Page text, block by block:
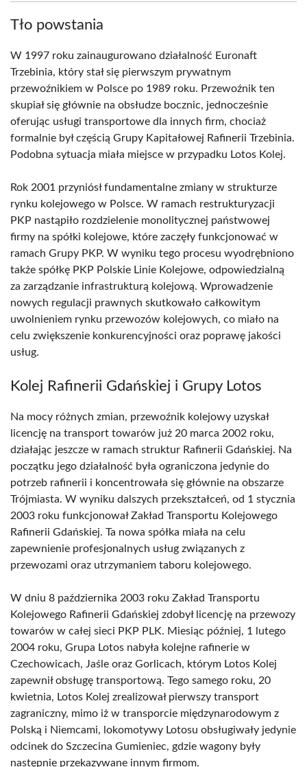
Tło powstania
W 1997 roku zainaugurowano działalność Euronaft
Trzebinia, który stał się pierwszym prywatnym
przewoźnikiem w Polsce po 1989 roku. Przewoźnik ten
skupiał się głównie na obsłudze bocznic, jednocześnie
oferując usługi transportowe dla innych firm, chociaż
formalnie był częścią Grupy Kapitałowej Rafinerii Trzebinia.
Podobna sytuacja miała miejsce w przypadku Lotos Kolej.
Rok 2001 przyniósł fundamentalne zmiany w strukturze
rynku kolejowego w Polsce. W ramach restrukturyzacji
PKP nastąpiło rozdzielenie monolitycznej państwowej
firmy na spółki kolejowe, które zaczęły funkcjonować w
ramach Grupy PKP. W wyniku tego procesu wyodrębniono
także spółkę PKP Polskie Linie Kolejowe, odpowiedzialną
za zarządzanie infrastrukturą kolejową. Wprowadzenie
nowych regulacji prawnych skutkowało całkowitym
uwolnieniem rynku przewozów kolejowych, co miało na
celu zwiększenie konkurencyjności oraz poprawę jakości
usług.
Kolej Rafinerii Gdańskiej i Grupy Lotos
Na mocy różnych zmian, przewoźnik kolejowy uzyskał
licencję na transport towarów już 20 marca 2002 roku,
działając jeszcze w ramach struktur Rafinerii Gdańskiej. Na
początku jego działalność była ograniczona jedynie do
potrzeb rafinerii i koncentrowała się głównie na obszarze
Trójmiasta. W wyniku dalszych przekształceń, od 1 stycznia
2003 roku funkcjonował Zakład Transportu Kolejowego
Rafinerii Gdańskiej. Ta nowa spółka miała na celu
zapewnienie profesjonalnych usług związanych z
przewozami oraz utrzymaniem taboru kolejowego.
W dniu 8 października 2003 roku Zakład Transportu
Kolejowego Rafinerii Gdańskiej zdobył licencję na przewozy
towarów w całej sieci PKP PLK. Miesiąc później, 1 lutego
2004 roku, Grupa Lotos nabyła kolejne rafinerie w
Czechowicach, Jaśle oraz Gorlicach, którym Lotos Kolej
zapewnił obsługę transportową. Tego samego roku, 20
kwietnia, Lotos Kolej zrealizował pierwszy transport
zagraniczny, mimo iż w transporcie międzynarodowym z
Polską i Niemcami, lokomotywy Lotosu obsługiwały jedynie
odcinek do Szczecina Gumieniec, gdzie wagony były
następnie przekazywane innym firmom.